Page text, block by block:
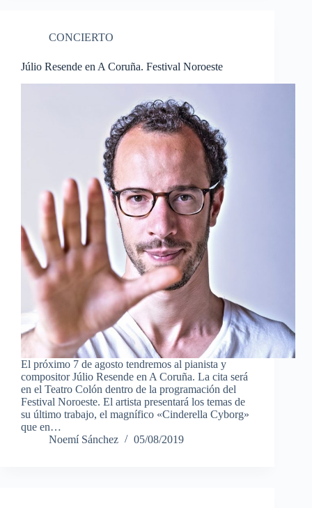
CONCIERTO
Júlio Resende en A Coruña. Festival Noroeste
El próximo 7 de agosto tendremos al pianista y
compositor Júlio Resende en A Coruña. La cita será
en el Teatro Colón dentro de la programación del
Festival Noroeste. El artista presentará los temas de
su último trabajo, el magnífico «Cinderella Cyborg»
que en…
Noemí Sánchez
05/08/2019